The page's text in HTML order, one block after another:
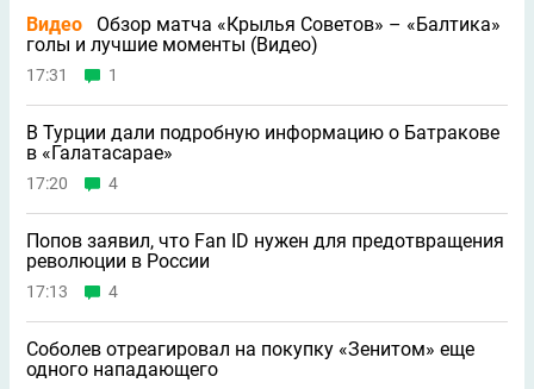
Видео
Обзор матча «Крылья Советов» – «Балтика»
голы и лучшие моменты (Видео)
17:31 1
В Турции дали подробную информацию о Батракове
в «Галатасарае»
17:20 4
Попов заявил, что Fan ID нужен для предотвращения
революции в России
17:13 4
Соболев отреагировал на покупку «Зенитом» еще
одного нападающего